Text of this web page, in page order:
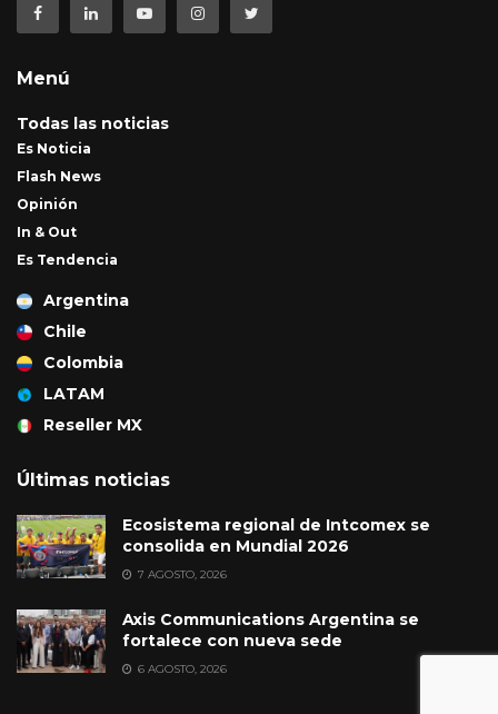
Menú
Todas las noticias
Es Noticia
Flash News
Opinión
In & Out
Es Tendencia
Argentina
Chile
Colombia
LATAM
Reseller MX
Últimas noticias
Ecosistema regional de Intcomex se
consolida en Mundial 2026
7 AGOSTO, 2026
Axis Communications Argentina se
fortalece con nueva sede
6 AGOSTO, 2026